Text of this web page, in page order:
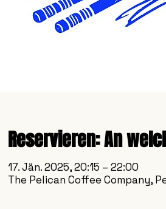
Reservieren: An
17. Jän. 2025, 20:15 – 22:00
The Pelican Coffee Company,